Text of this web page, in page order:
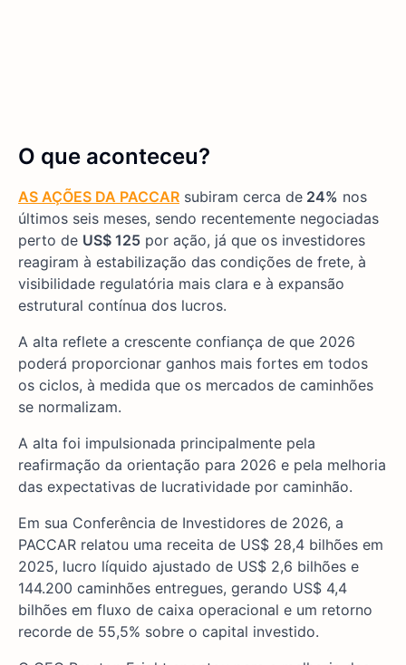
O que aconteceu?
AS AÇÕES DA PACCAR subiram cerca de 24% nos
últimos seis meses, sendo recentemente negociadas
perto de US$ 125 por ação, já que os investidores
reagiram à estabilização das condições de frete, à
visibilidade regulatória mais clara e à expansão
estrutural contínua dos lucros.
A alta reflete a crescente confiança de que 2026
poderá proporcionar ganhos mais fortes em todos
os ciclos, à medida que os mercados de caminhões
se normalizam.
A alta foi impulsionada principalmente pela
reafirmação da orientação para 2026 e pela melhoria
das expectativas de lucratividade por caminhão.
Em sua Conferência de Investidores de 2026, a
PACCAR relatou uma receita de US$ 28,4 bilhões em
2025, lucro líquido ajustado de US$ 2,6 bilhões e
144.200 caminhões entregues, gerando US$ 4,4
bilhões em fluxo de caixa operacional e um retorno
recorde de 55,5% sobre o capital investido.